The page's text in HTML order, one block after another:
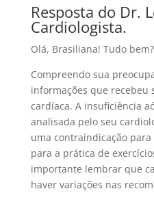
Resposta do Dr.
Cardiologista.
Olá, Brasiliana! Tudo bem?
Compreendo sua
informações que recebeu
cardíaca. A insuficiência
analisada pelo seu
uma contraindicação
para a prática de
importante lembrar que
haver variações nas